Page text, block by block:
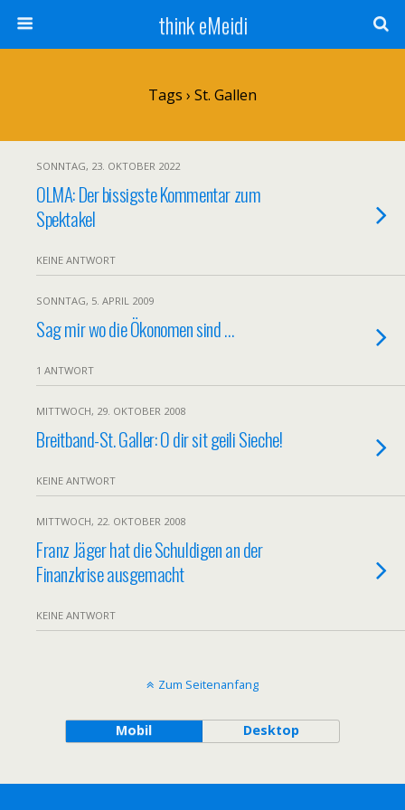
think eMeidi
Tags › St. Gallen
SONNTAG, 23. OKTOBER 2022
OLMA: Der bissigste Kommentar zum
Spektakel
KEINE ANTWORT
SONNTAG, 5. APRIL 2009
Sag mir wo die Ökonomen sind …
1 ANTWORT
MITTWOCH, 29. OKTOBER 2008
Breitband-St. Galler: O dir sit geili Sieche!
KEINE ANTWORT
MITTWOCH, 22. OKTOBER 2008
Franz Jäger hat die Schuldigen an der
Finanzkrise ausgemacht
KEINE ANTWORT
Zum Seitenanfang
Mobil Desktop